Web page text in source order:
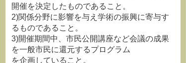
開催を決定したものであること。
2)関係分野に影響を与え学術の振興に寄与す
るものであること。
3)開催期間中、市民公開講座など会議の成果
を一般市民に還元するプログラム
を企画していること。